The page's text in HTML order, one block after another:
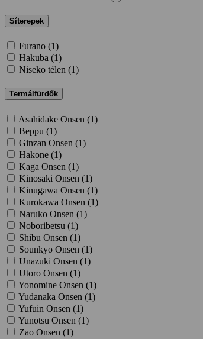
Síterepek
Furano (1)
Hakuba (1)
Niseko télen (1)
Termálfürdők
Asahidake Onsen (1)
Beppu (1)
Ginzan Onsen (1)
Hakone (1)
Kaga Onsen (1)
Kinosaki Onsen (1)
Kinugawa Onsen (1)
Kurokawa Onsen (1)
Naruko Onsen (1)
Noboribetsu (1)
Shibu Onsen (1)
Sounkyo Onsen (1)
Unazuki Onsen (1)
Utoro Onsen (1)
Yonomine Onsen (1)
Yudanaka Onsen (1)
Yufuin Onsen (1)
Yunotsu Onsen (1)
Zao Onsen (1)